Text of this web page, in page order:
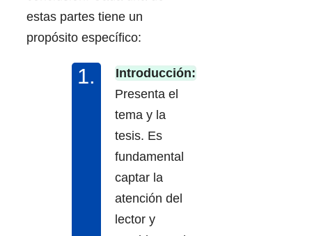
estas partes tiene un
propósito específico:
Introducción:
Presenta el
tema y la
tesis. Es
fundamental
captar la
atención del
lector y